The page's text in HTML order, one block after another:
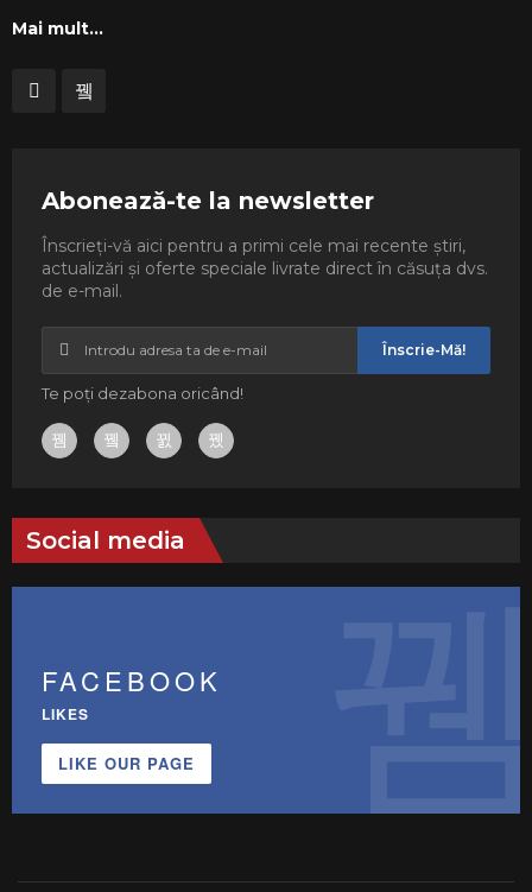
Mai mult...
Abonează-te la newsletter
Înscrieți-vă aici pentru a primi cele mai recente știri,
actualizări și oferte speciale livrate direct în căsuța dvs.
de e-mail.
Înscrie-Mă!
Te poți dezabona oricând!
Social media
FACEBOOK
LIKES
LIKE OUR PAGE